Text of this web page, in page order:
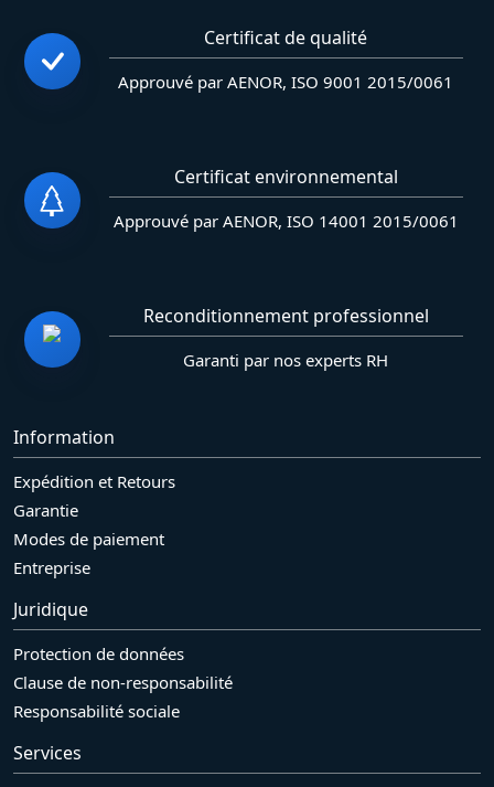
Certificat de qualité
Approuvé par AENOR, ISO 9001 2015/0061
Certificat environnemental
Approuvé par AENOR, ISO 14001 2015/0061
Reconditionnement professionnel
Garanti par nos experts RH
Information
Expédition et Retours
Garantie
Modes de paiement
Entreprise
Juridique
Protection de données
Clause de non-responsabilité
Responsabilité sociale
Services